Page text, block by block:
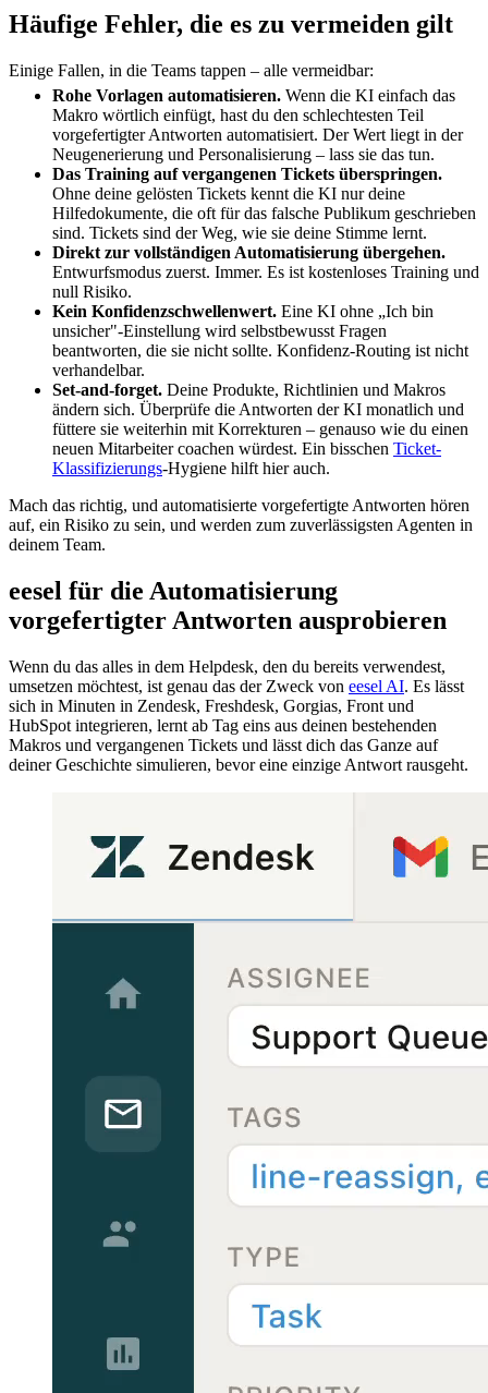
Häufige Fehler, die es zu vermeiden gilt
Einige Fallen, in die Teams tappen – alle vermeidbar:
Rohe Vorlagen automatisieren. Wenn die KI einfach das
Makro wörtlich einfügt, hast du den schlechtesten Teil
vorgefertigter Antworten automatisiert. Der Wert liegt in der
Neugenerierung und Personalisierung – lass sie das tun.
Das Training auf vergangenen Tickets überspringen.
Ohne deine gelösten Tickets kennt die KI nur deine
Hilfedokumente, die oft für das falsche Publikum geschrieben
sind. Tickets sind der Weg, wie sie deine Stimme lernt.
Direkt zur vollständigen Automatisierung übergehen.
Entwurfsmodus zuerst. Immer. Es ist kostenloses Training und
null Risiko.
Kein Konfidenzschwellenwert. Eine KI ohne „Ich bin
unsicher"-Einstellung wird selbstbewusst Fragen
beantworten, die sie nicht sollte. Konfidenz-Routing ist nicht
verhandelbar.
Set-and-forget. Deine Produkte, Richtlinien und Makros
ändern sich. Überprüfe die Antworten der KI monatlich und
füttere sie weiterhin mit Korrekturen – genauso wie du einen
neuen Mitarbeiter coachen würdest. Ein bisschen Ticket-
Klassifizierungs-Hygiene hilft hier auch.
Mach das richtig, und automatisierte vorgefertigte Antworten hören
auf, ein Risiko zu sein, und werden zum zuverlässigsten Agenten in
deinem Team.
eesel für die Automatisierung
vorgefertigter Antworten ausprobieren
Wenn du das alles in dem Helpdesk, den du bereits verwendest,
umsetzen möchtest, ist genau das der Zweck von eesel AI. Es lässt
sich in Minuten in Zendesk, Freshdesk, Gorgias, Front und
HubSpot integrieren, lernt ab Tag eins aus deinen bestehenden
Makros und vergangenen Tickets und lässt dich das Ganze auf
deiner Geschichte simulieren, bevor eine einzige Antwort rausgeht.